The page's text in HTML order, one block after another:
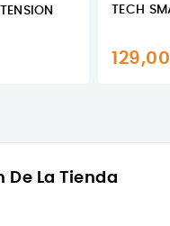
TECH
De La Tienda